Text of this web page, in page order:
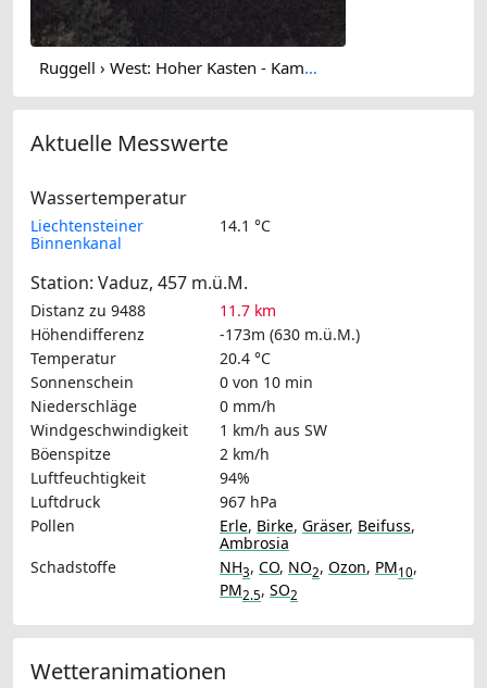
Ruggell › West: Hoher Kasten - Kamor - Furgglenfirst
Aktuelle Messwerte
Wassertemperatur
Liechtensteiner
Binnenkanal
14.1 °C
Station: Vaduz, 457 m.ü.M.
Distanz zu 9488
11.7 km
Höhendifferenz
-173m (630 m.ü.M.)
Temperatur
20.4 °C
Sonnenschein
0 von 10 min
Niederschläge
0 mm/h
Windgeschwindigkeit
1 km/h aus SW
Böenspitze
2 km/h
Luftfeuchtigkeit
94%
Luftdruck
967 hPa
Pollen
Erle, Birke, Gräser, Beifuss,
Ambrosia
Schadstoffe
NH3, CO, NO2, Ozon, PM10,
PM2.5, SO2
Wetteranimationen